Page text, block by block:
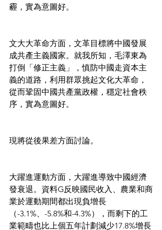
霾，實為意圖好。
文大大革命方面，文革目標將中國發展
成共產主義國家。就我所知，毛澤東為
打倒「修正主義」，慎防中國走資本主
義的道路，利用群眾挑起文化大革命，
從而鞏固中國共產黨政權，穩定社會秩
序，實為意圖好。
現將從後果差方面討論。
大躍進運動方面，大躍進導致中國經濟
發衰退。資料G反映國民收入、農業和商
業於運動期間都出現負增長
（-3.1%、-5.8%和-4.3%），而剩下的工
業範疇也比上個五年計劃減少17.8%增長